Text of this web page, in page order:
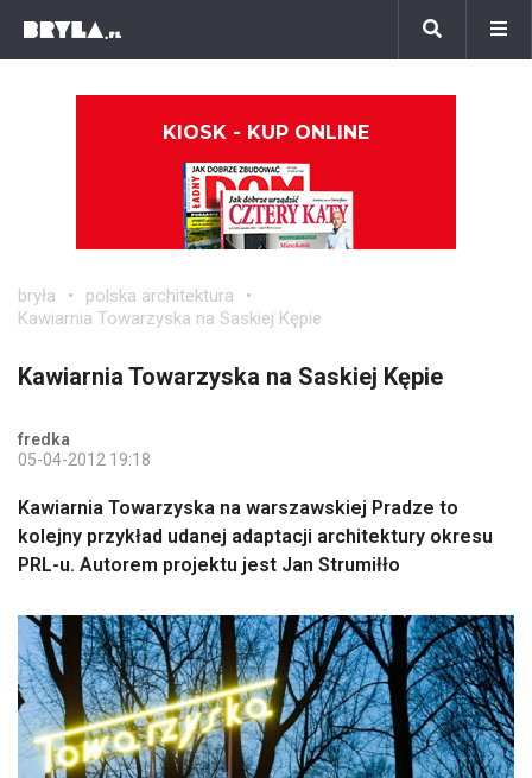
KIOSK - KUP ONLINE
bryła
polska architektura
Kawiarnia Towarzyska na Saskiej Kępie
Kawiarnia Towarzyska na Saskiej Kępie
fredka
05-04-2012 19:18
Kawiarnia Towarzyska na warszawskiej Pradze to
kolejny przykład udanej adaptacji architektury okresu
PRL-u. Autorem projektu jest Jan Strumiłło